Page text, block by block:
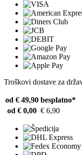
Troškovi dostave za
od € 49,90 besplatno*
od € 0,00 € 6,90